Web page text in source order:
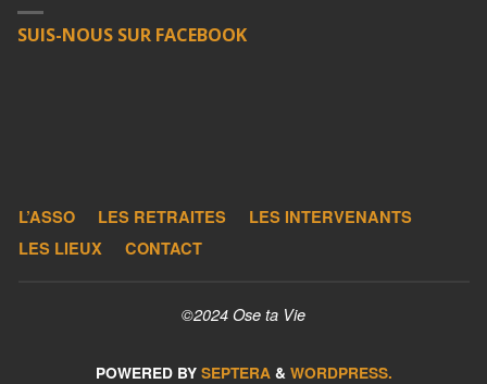
SUIS-NOUS SUR FACEBOOK
L’ASSO LES RETRAITES
LES INTERVENANTS
LES LIEUX
CONTACT
©2024 Ose ta Vie
POWERED BYSEPTERA& WORDPRESS.